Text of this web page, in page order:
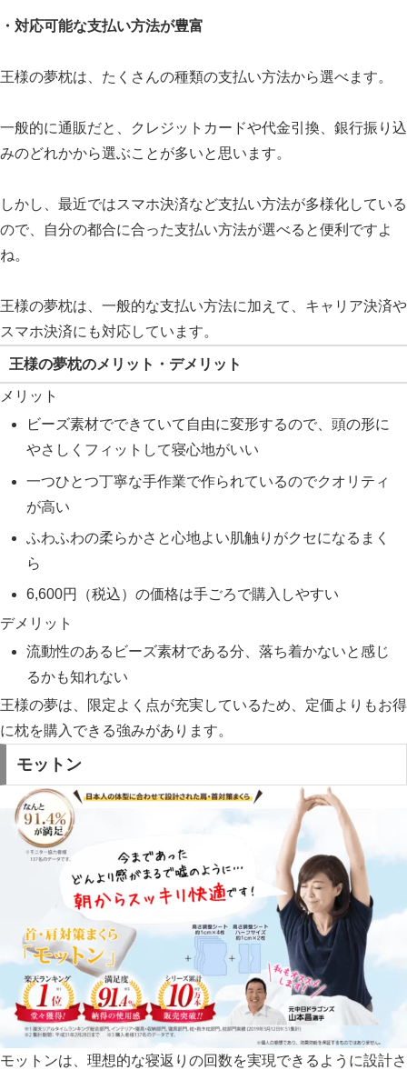
・対応可能な支払い方法が豊富
王様の夢枕は、たくさんの種類の支払い方法から選べます。
一般的に通販だと、クレジットカードや代金引換、銀行振り込
みのどれかから選ぶことが多いと思います。
しかし、最近ではスマホ決済など支払い方法が多様化している
ので、自分の都合に合った支払い方法が選べると便利ですよ
ね。
王様の夢枕は、一般的な支払い方法に加えて、キャリア決済や
スマホ決済にも対応しています。
王様の夢枕のメリット・デメリット
メリット
ビーズ素材でできていて自由に変形するので、頭の形に
やさしくフィットして寝心地がいい
一つひとつ丁寧な手作業で作られているのでクオリティ
が高い
ふわふわの柔らかさと心地よい肌触りがクセになるまく
ら
6,600円（税込）の価格は手ごろで購入しやすい
デメリット
流動性のあるビーズ素材である分、落ち着かないと感じ
るかも知れない
王様の夢は、限定よく点が充実しているため、定価よりもお得
に枕を購入できる強みがあります。
モットン
モットンは、理想的な寝返りの回数を実現できるように設計さ